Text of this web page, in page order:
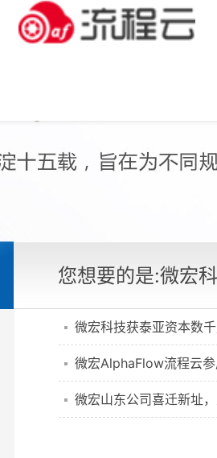
您想要的是:微宏
微宏科技获泰亚资本数
微宏AlphaFlow流程云
微宏山东公司喜迁新址